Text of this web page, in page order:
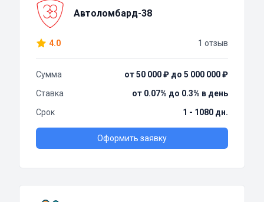
Автоломбард-38
4.0 1 отзыв
Сумма
от 50 000 ₽ до 5 000 000 ₽
Ставка
от 0.07% до 0.3% в день
Срок
1 - 1080 дн.
Оформить заявку